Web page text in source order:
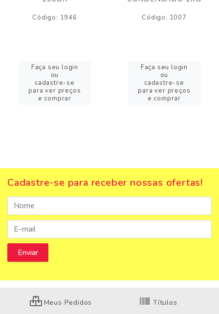
Código: 1946
Faça seu login
ou
cadastre-se
para ver preços
e comprar
Código: 1007
Faça seu login
ou
cadastre-se
para ver preços
e comprar
Cadastre-se para receber nossas ofertas!
Meus Pedidos Títulos